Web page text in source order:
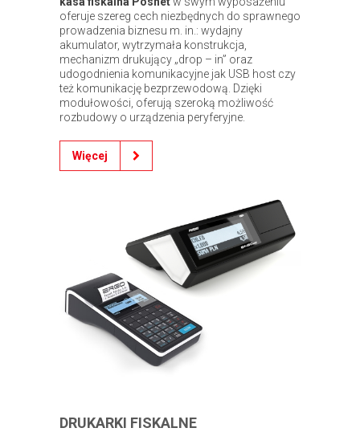
oferuje szereg cech niezbędnych do sprawnego
prowadzenia biznesu m. in.: wydajny
akumulator, wytrzymała konstrukcja,
mechanizm drukujący „drop – in” oraz
udogodnienia komunikacyjne jak USB host czy
też komunikację bezprzewodową. Dzięki
modułowości, oferują szeroką możliwość
rozbudowy o urządzenia peryferyjne.
Więcej
DRUKARKI FISKALNE